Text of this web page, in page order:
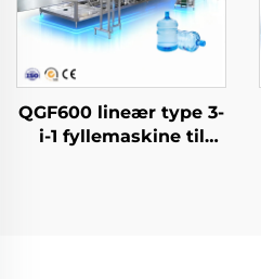
QGF600 lineær type 3-
i-1 fyllemaskine til